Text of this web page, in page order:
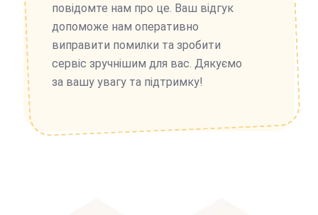
повідомте нам про це. Ваш відгук
допоможе нам оперативно
виправити помилки та зробити
сервіс зручнішим для вас. Дякуємо
за вашу увагу та підтримку!